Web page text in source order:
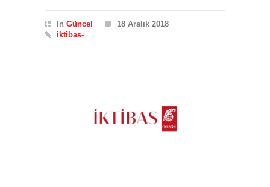
In Güncel
18 Aralık 2018
iktibas-